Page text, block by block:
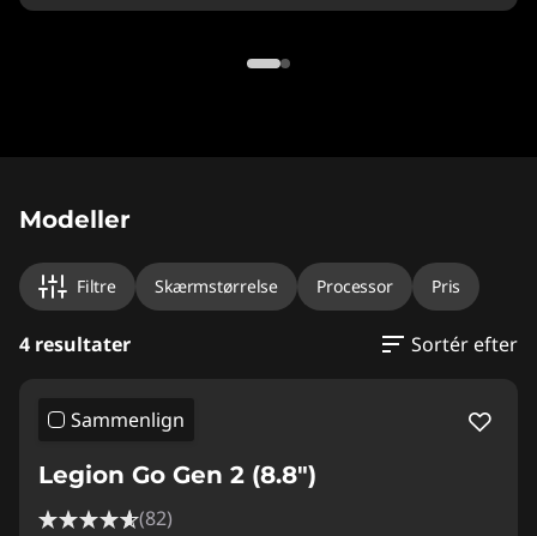
Modeller
Filtre Skærmstørrelse Processor Pris
4 resultater Sortér efter
Sammenlign
Legion Go Gen 2 (8.8″)
(82)